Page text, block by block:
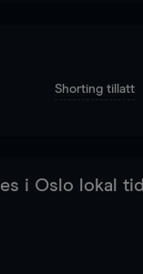
Shorting tillatt
i Oslo lokal tid